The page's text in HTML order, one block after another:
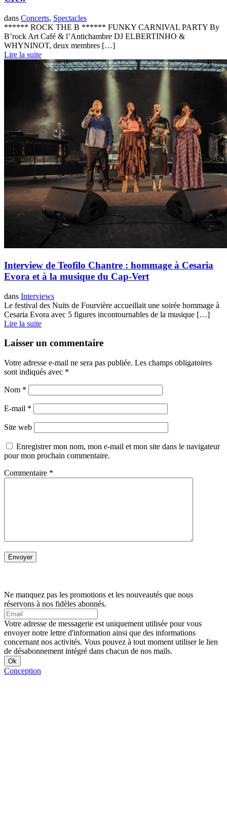
dans Concerts, Spectacles
****** ROCK THE B ****** FUNKY CARNIVAL PARTY By
B’rock Art Café & l’Antichambre DJ ELBERTINHO &
WHYNINOT, deux membres […]
Lire la suite
Interview de Teofilo Chantre : hommage à Cesaria
Evora et à la musique du Cap-Vert
dans Interviews
Le festival des Nuits de Fourvière accueillait une soirée hommage à
Cesaria Evora avec 5 figures incontournables de la musique […]
Lire la suite
Laisser un commentaire
Votre adresse e-mail ne sera pas publiée. Les champs obligatoires
sont indiqués avec *
Nom *
E-mail *
Site web
Enregistrer mon nom, mon e-mail et mon site dans le navigateur
pour mon prochain commentaire.
Commentaire *
Ne manquez pas les promotions et les nouveautés que nous
réservons à nos fidèles abonnés.
Votre adresse de messagerie est uniquement utilisée pour vous
envoyer notre lettre d'information ainsi que des informations
concernant nos activités. Vous pouvez à tout moment utiliser le lien
de désabonnement intégré dans chacun de nos mails.
Conception